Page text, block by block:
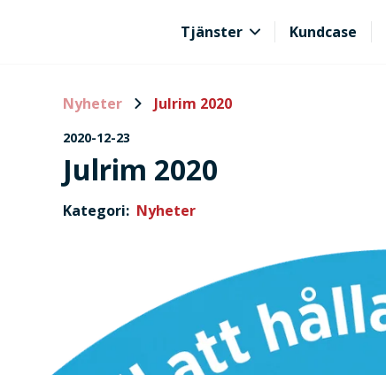
Tjänster Kundcase
Nyheter Julrim 2020
2020-12-23
Julrim 2020
Kategori: Nyheter